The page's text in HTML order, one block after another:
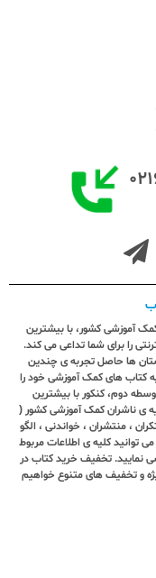
آموزشی کشور، با بیشترین
را برای شما تداعی می کند.
شهرستان ها حاصل تجربه ی چندین
کتاب های کمک آموزشی خود را
دوم، کنکور با بیشترین
ی ناشران کمک آموزشی کشور (
، منتشران ، خواندنی ، الگو
توانید کلیه ی اطلاعات مربوط
نمایید. تخفیف خرید کتاب در
و تخفیف های متنوع خواهیم